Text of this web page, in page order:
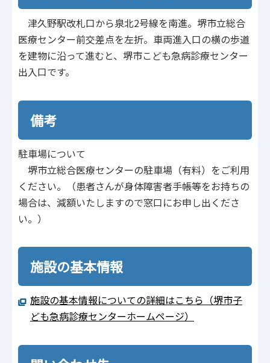
津久野駅改札口から泉北2号線を南進。堺市立総合
医療センター前交差点を左折。車両進入口の横の歩道
を建物に沿って進むと、堺市こども急病診療センター
出入口です。
備考
駐車場について
堺市立総合医療センターの駐車場（有料）をご利用
ください。（患者さんが身体障害者手帳等をお持ちの
場合は、減額いたしますので窓口にお申し出くださ
い。）
施設の基本情報
施設の基本情報についての詳細はこちら（堺市子
ども急病診療センターホームページ）